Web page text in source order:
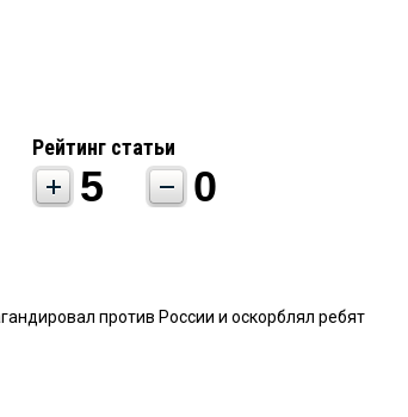
Рейтинг статьи
5 0
против России и оскорблял ребят